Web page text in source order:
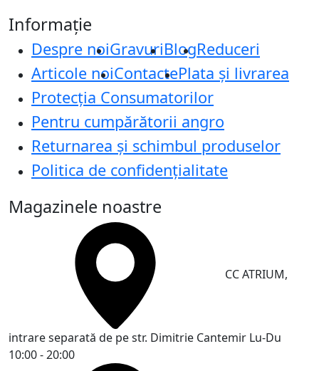
Informație
Despre noiGravuriBlogReduceri
Articole noiContactePlata și livrarea
Protecţia Consumatorilor
Pentru cumpărătorii angro
Returnarea și schimbul produselor
Politica de confidențialitate
Magazinele noastre
CC ATRIUM,
intrare separată de pe str. Dimitrie Cantemir Lu-Du
10:00 - 20:00